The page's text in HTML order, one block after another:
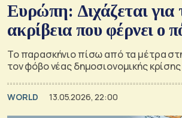
Ευρώπη: Διχάζεται για
ακρίβεια που φέρνει ο
Το παρασκήνιο πίσω από τα μέτρα
τον φόβο νέας δημοσιονομικής κρίσης
WORLD 13.05.2026, 22:00